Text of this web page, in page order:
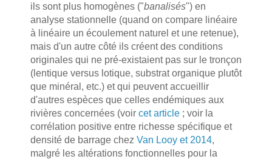
ils sont plus homogènes ("banalisés") en
analyse stationnelle (quand on compare linéaire
à linéaire un écoulement naturel et une retenue),
mais d'un autre côté ils créent des conditions
originales qui ne pré-existaient pas sur le tronçon
(lentique versus lotique, substrat organique plutôt
que minéral, etc.) et qui peuvent accueillir
d'autres espèces que celles endémiques aux
rivières concernées (voir cet article; voir la
corrélation positive entre richesse spécifique et
densité de barrage chez Van Looy et 2014,
malgré les altérations fonctionnelles pour la